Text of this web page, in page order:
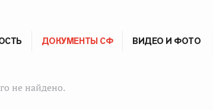
ДОКУМЕНТЫ СФ ВИДЕО И ФОТО
не найдено.